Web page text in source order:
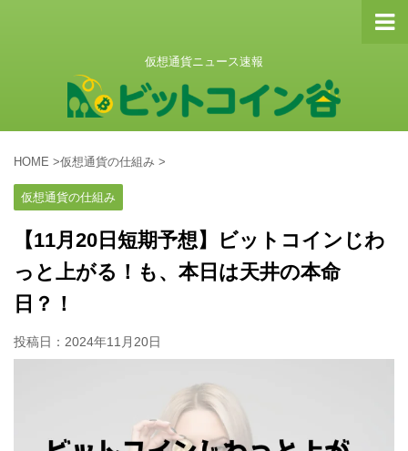
仮想通貨ニュース速報
HOME >仮想通貨の仕組み >
仮想通貨の仕組み
【11月20日短期予想】ビットコインじわ
っと上がる！も、本日は天井の本命
日？！
投稿日： 2024年11月20日